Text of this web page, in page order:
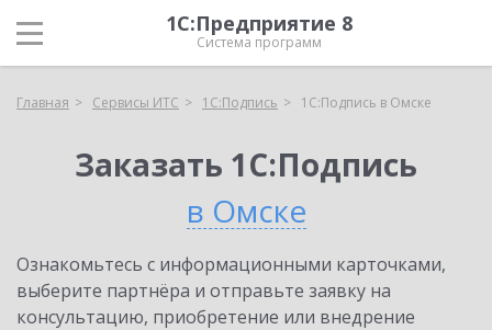
1С:Предприятие 8
Система программ
Главная Сервисы ИТС 1С:Подпись 1С:Подпись в Омске
Заказать 1С:Подпись
в Омске
Ознакомьтесь с информационными карточками,
выберите партнёра и отправьте заявку на
консультацию, приобретение или внедрение